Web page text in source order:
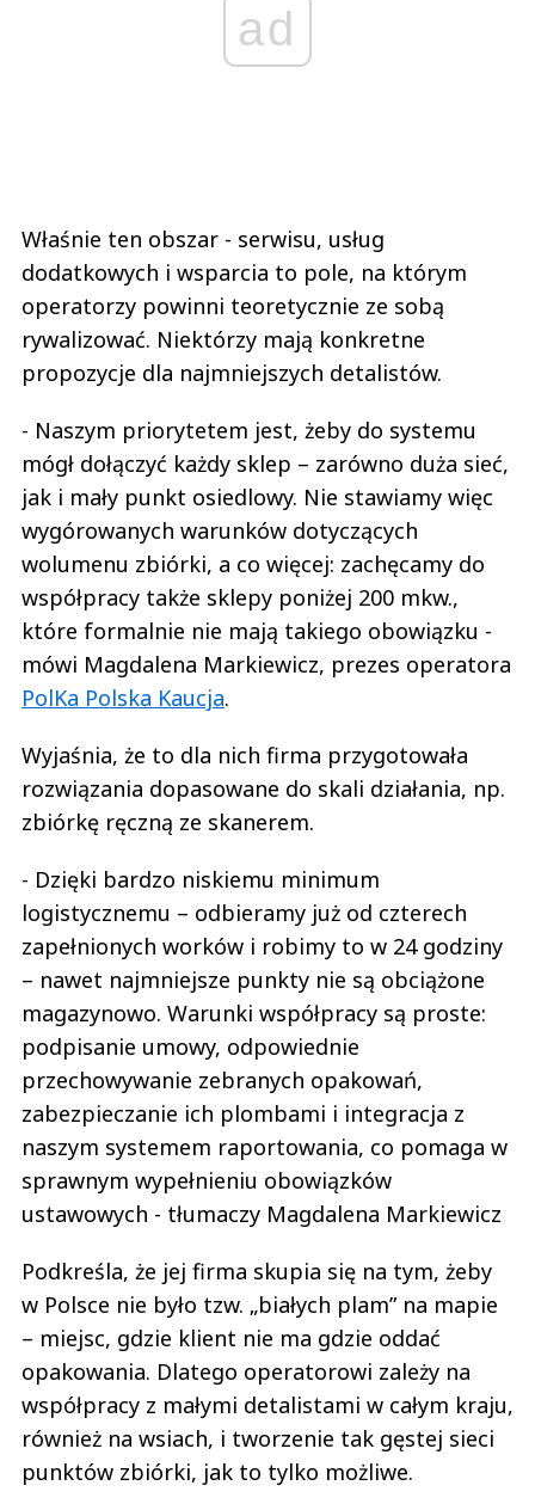
ad
Właśnie ten obszar - serwisu, usług
dodatkowych i wsparcia to pole, na którym
operatorzy powinni teoretycznie ze sobą
rywalizować. Niektórzy mają konkretne
propozycje dla najmniejszych detalistów.
- Naszym priorytetem jest, żeby do systemu
mógł dołączyć każdy sklep – zarówno duża sieć,
jak i mały punkt osiedlowy. Nie stawiamy więc
wygórowanych warunków dotyczących
wolumenu zbiórki, a co więcej: zachęcamy do
współpracy także sklepy poniżej 200 mkw.,
które formalnie nie mają takiego obowiązku -
mówi Magdalena Markiewicz, prezes operatora
PolKa Polska Kaucja.
Wyjaśnia, że to dla nich firma przygotowała
rozwiązania dopasowane do skali działania, np.
zbiórkę ręczną ze skanerem.
- Dzięki bardzo niskiemu minimum
logistycznemu – odbieramy już od czterech
zapełnionych worków i robimy to w 24 godziny
– nawet najmniejsze punkty nie są obciążone
magazynowo. Warunki współpracy są proste:
podpisanie umowy, odpowiednie
przechowywanie zebranych opakowań,
zabezpieczanie ich plombami i integracja z
naszym systemem raportowania, co pomaga w
sprawnym wypełnieniu obowiązków
ustawowych - tłumaczy Magdalena Markiewicz
Podkreśla, że jej firma skupia się na tym, żeby
w Polsce nie było tzw. „białych plam” na mapie
– miejsc, gdzie klient nie ma gdzie oddać
opakowania. Dlatego operatorowi zależy na
współpracy z małymi detalistami w całym kraju,
również na wsiach, i tworzenie tak gęstej sieci
punktów zbiórki, jak to tylko możliwe.